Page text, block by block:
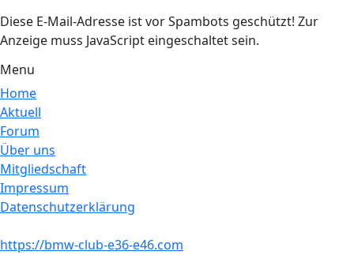
Diese E-Mail-Adresse ist vor Spambots geschützt! Zur
Anzeige muss JavaScript eingeschaltet sein.
Menu
Home
Aktuell
Forum
Über uns
Mitgliedschaft
Impressum
Datenschutzerklärung
https://bmw-club-e36-e46.com